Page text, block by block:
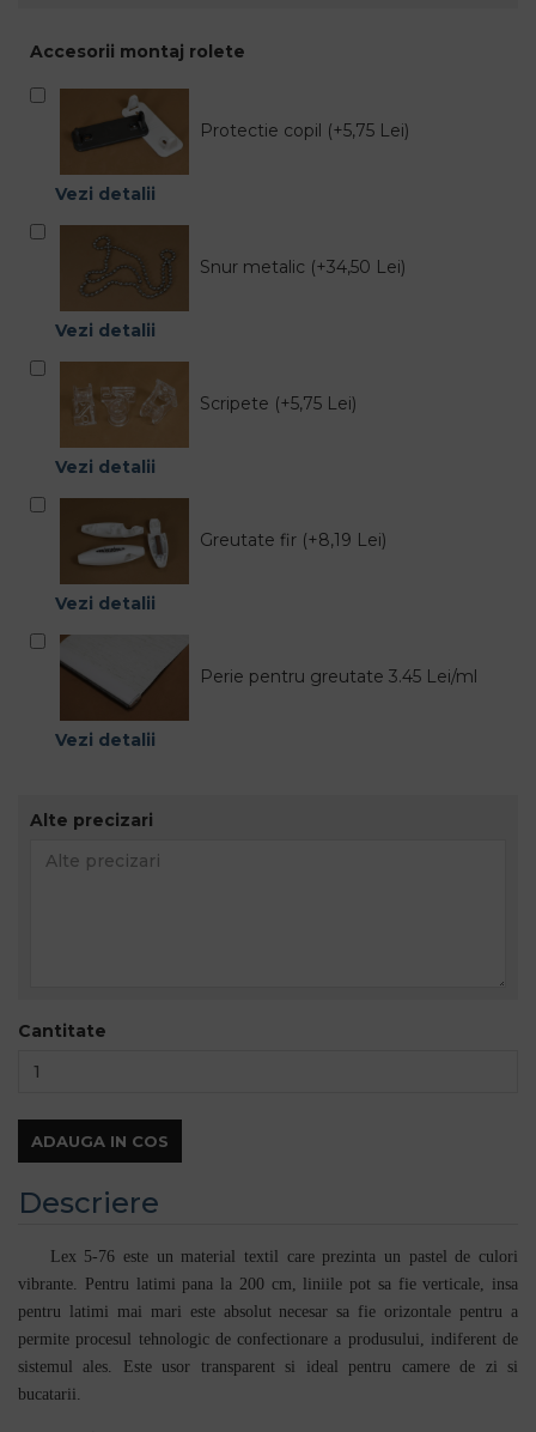
Cantitate
ADAUGA IN COS
Accesorii montaj rolete
Protectie copil (+5,75 Lei)
Vezi detalii
Snur metalic (+34,50 Lei)
Vezi detalii
Scripete (+5,75 Lei)
Vezi detalii
Greutate fir (+8,19 Lei)
Vezi detalii
Perie pentru greutate 3.45 Lei/ml
Vezi detalii
Alte precizari
Descriere
Lex 5-76 este un material textil care prezinta un pastel de culori
vibrante. Pentru latimi pana la 200 cm, liniile pot sa fie verticale, insa
pentru latimi mai mari este absolut necesar sa fie orizontale pentru a
permite procesul tehnologic de confectionare a produsului, indiferent de
sistemul ales. Este usor transparent si ideal pentru camere de zi si
bucatarii.